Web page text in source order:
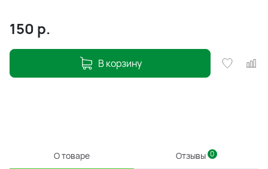
150 р.
В корзину
О товаре Отзывы 0